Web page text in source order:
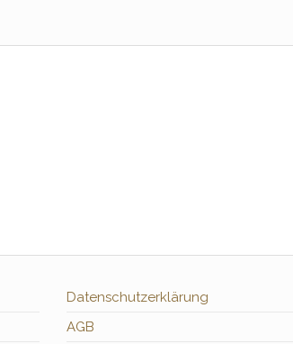
Datenschutzerklärung
AGB